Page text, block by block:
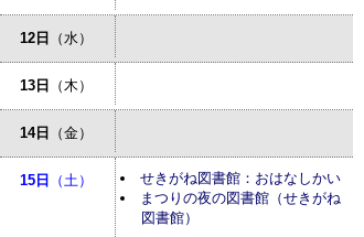
12日 （水）
13日 （木）
14日 （金）
15日 （土）
せきがね図書館：おはなしかい
まつりの夜の図書館（せきがね
図書館）